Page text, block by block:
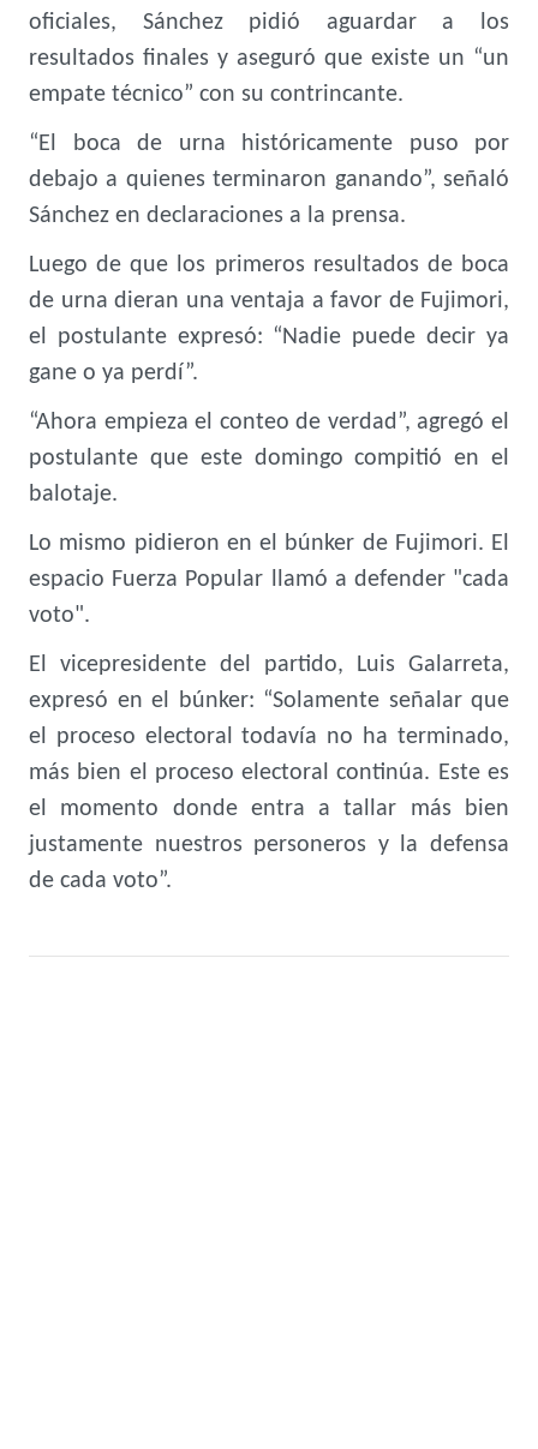
oficiales, Sánchez pidió aguardar a los
resultados finales y aseguró que existe un “un
empate técnico” con su contrincante.
“El boca de urna históricamente puso por
debajo a quienes terminaron ganando”, señaló
Sánchez en declaraciones a la prensa.
Luego de que los primeros resultados de boca
de urna dieran una ventaja a favor de Fujimori,
el postulante expresó: “Nadie puede decir ya
gane o ya perdí”.
“Ahora empieza el conteo de verdad”, agregó el
postulante que este domingo compitió en el
balotaje.
Lo mismo pidieron en el búnker de Fujimori. El
espacio Fuerza Popular llamó a defender "cada
voto".
El vicepresidente del partido, Luis Galarreta,
expresó en el búnker: “Solamente señalar que
el proceso electoral todavía no ha terminado,
más bien el proceso electoral continúa. Este es
el momento donde entra a tallar más bien
justamente nuestros personeros y la defensa
de cada voto”.